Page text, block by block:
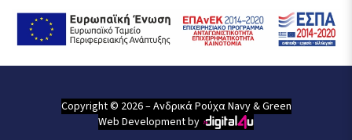
Copyright © 2026 – Ανδρικά Ρούχα Navy & Green
Web Development by